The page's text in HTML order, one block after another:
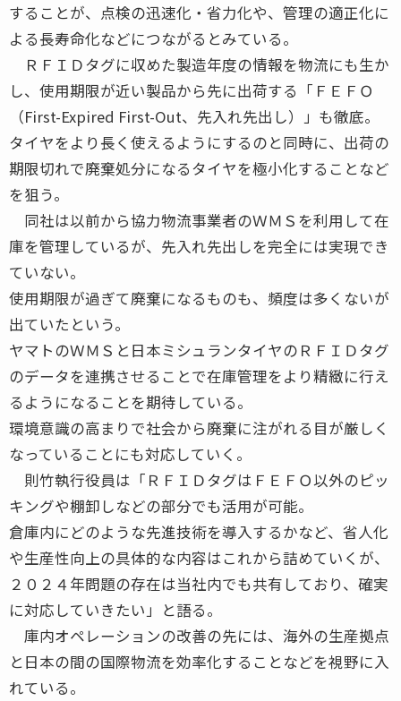
することが、点検の迅速化・省力化や、管理の適正化に
よる長寿命化などにつながるとみている。
ＲＦＩＤタグに収めた製造年度の情報を物流にも生か
し、使用期限が近い製品から先に出荷する「ＦＥＦＯ
（First-Expired First-Out、先入れ先出し）」も徹底。
タイヤをより長く使えるようにするのと同時に、出荷の
期限切れで廃棄処分になるタイヤを極小化することなど
を狙う。
同社は以前から協力物流事業者のＷＭＳを利用して在
庫を管理しているが、先入れ先出しを完全には実現でき
ていない。
使用期限が過ぎて廃棄になるものも、頻度は多くないが
出ていたという。
ヤマトのＷＭＳと日本ミシュランタイヤのＲＦＩＤタグ
のデータを連携させることで在庫管理をより精緻に行え
るようになることを期待している。
環境意識の高まりで社会から廃棄に注がれる目が厳しく
なっていることにも対応していく。
則竹執行役員は「ＲＦＩＤタグはＦＥＦＯ以外のピッ
キングや棚卸しなどの部分でも活用が可能。
倉庫内にどのような先進技術を導入するかなど、省人化
や生産性向上の具体的な内容はこれから詰めていくが、
２０２４年問題の存在は当社内でも共有しており、確実
に対応していきたい」と語る。
庫内オペレーションの改善の先には、海外の生産拠点
と日本の間の国際物流を効率化することなどを視野に入
れている。